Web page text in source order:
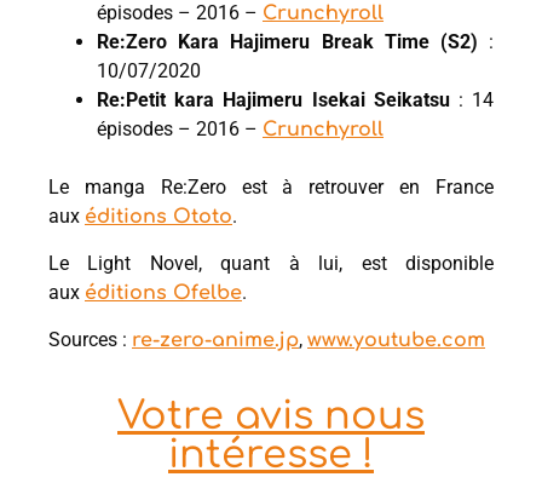
épisodes – 2016 – Crunchyroll
Re:Zero Kara Hajimeru Break Time (S2) :
10/07/2020
Re:Petit kara Hajimeru Isekai Seikatsu: 14
épisodes – 2016 – Crunchyroll
Le manga Re:Zero est à retrouver en France
aux éditions Ototo.
Le Light Novel, quant à lui, est disponible
aux éditions Ofelbe.
Sources : re-zero-anime.jp, www.youtube.com
Votre avis nous
intéresse !